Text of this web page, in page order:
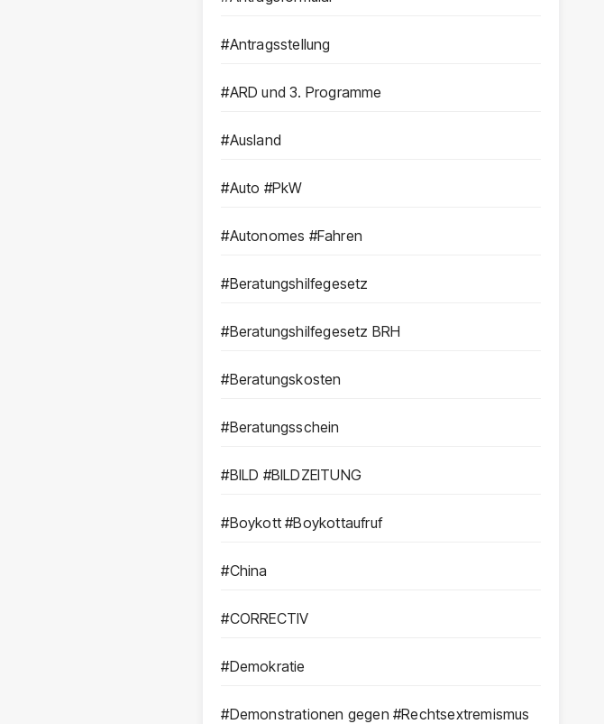
#Antragsstellung
#ARD und 3. Programme
#Ausland
#Auto #PkW
#Autonomes #Fahren
#Beratungshilfegesetz
#Beratungshilfegesetz BRH
#Beratungskosten
#Beratungsschein
#BILD #BILDZEITUNG
#Boykott #Boykottaufruf
#China
#CORRECTIV
#Demokratie
#Demonstrationen gegen #Rechtsextremismus